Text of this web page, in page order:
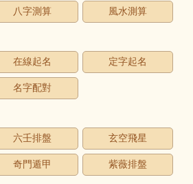
八字測算 風水測算
在線起名 定字起名
名字配對
六壬排盤 玄空飛星
奇門遁甲 紫薇排盤